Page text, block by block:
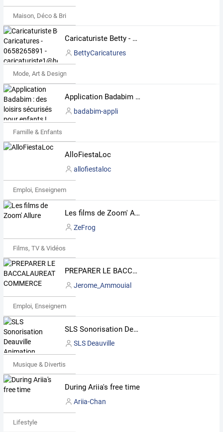
Maison, Déco & Bricolage
Caricaturiste Betty - Caricatures - 0658265891 - caricaturiste1@hotmail.fr
BettyCaricatures
Mode, Art & Design
Application Badabim : des loisirs sécurisés pour enfants !
badabim-appli
Famille & Enfants
AlloFiestaLoc
allofiestaloc
Emploi, Enseignement & Etudes
Les films de Zoom' Allure
ZeFrog
Films, TV & Vidéos
PREPARER LE BACCALAUREAT COMMERCE
Jerome_Ammouial
Emploi, Enseignement & Etudes
SLS Sonorisation Deauville Animation Décoration Normandie Paris Le Havre
SLS Deauville
Musique & Divertissements
During Ariia's free time
Ariia-Chan
Lifestyle